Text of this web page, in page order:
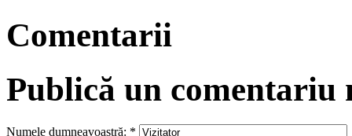
Comentarii
Publică un comentariu
Numele dumneavoastră: *